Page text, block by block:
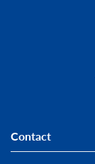
Contact